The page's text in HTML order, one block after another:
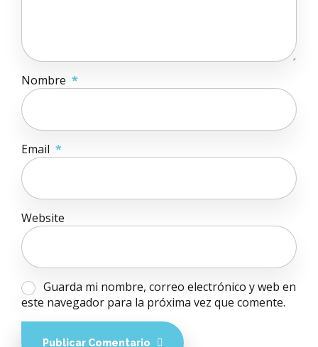
Nombre *
Email *
Website
Guarda mi nombre, correo electrónico y web en
este navegador para la próxima vez que comente.
Publicar Comentario